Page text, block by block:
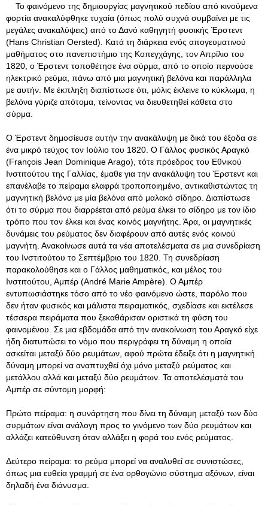
Το φαινόμενο της δημιουργίας μαγνητικού πεδίου από κινούμενα
φορτία ανακαλύφθηκε τυχαία (όπως πολύ συχνά συμβαίνει με τις
μεγάλες ανακαλύψεις) από το Δανό καθηγητή φυσικής Έρστεντ
(Hans Christian Oersted). Κατά τη διάρκεια ενός απογευματινού
μαθήματος στο πανεπιστήμιο της Κοπεγχάγης, τον Απρίλιο του
1820, ο Έρστεντ τοποθέτησε ένα σύρμα, από το οποίο περνούσε
ηλεκτρικό ρεύμα, πάνω από μια μαγνητική βελόνα και παράλληλα
με αυτήν. Με έκπληξη διαπίστωσε ότι, μόλις έκλεινε το κύκλωμα, η
βελόνα γύριζε απότομα, τείνοντας να διευθετηθεί κάθετα στο
σύρμα.
Ο Έρστεντ δημοσίευσε αυτήν την ανακάλυψη με δικά του έξοδα σε
ένα μικρό τεύχος τον Ιούλιο του 1820. Ο Γάλλος φυσικός Αραγκό
(François Jean Dominique Arago), τότε πρόεδρος του Εθνικού
Ινστιτούτου της Γαλλίας, έμαθε για την ανακάλυψη του Έρστεντ και
επανέλαβε το πείραμα ελαφρά τροποποιημένο, αντικαθιστώντας τη
μαγνητική βελόνα με μία βελόνα από μαλακό σίδηρο. Διαπίστωσε
ότι το σύρμα που διαρρέεται από ρεύμα έλκει το σίδηρο με τον ίδιο
τρόπο που τον έλκει και ένας κοινός μαγνήτης. Άρα, οι μαγνητικές
δυνάμεις του ρεύματος δεν διαφέρουν από αυτές ενός κοινού
μαγνήτη. Ανακοίνωσε αυτά τα νέα αποτελέσματα σε μια συνεδρίαση
του Ινστιτούτου το Σεπτέμβριο του 1820. Τη συνεδρίαση
παρακολούθησε και ο Γάλλος μαθηματικός, και μέλος του
Ινστιτούτου, Αμπέρ (André Marie Ampère). Ο Αμπέρ
εντυπωσιάστηκε τόσο από το νέο φαινόμενο ώστε, παρόλο που
δεν ήταν φυσικός και μάλιστα πειραματικός, σχεδίασε και εκτέλεσε
τέσσερα πειράματα που ξεκαθάρισαν οριστικά τη φύση του
φαινομένου. Σε μια εβδομάδα από την ανακοίνωση του Αραγκό είχε
ήδη διατυπώσει το νόμο που περιγράφει τη δύναμη η οποία
ασκείται μεταξύ δύο ρευμάτων, αφού πρώτα έδειξε ότι η μαγνητική
δύναμη μπορεί να αναπτυχθεί όχι μόνο μεταξύ ρεύματος και
μετάλλου αλλά και μεταξύ δύο ρευμάτων. Τα αποτελέσματά του
Αμπέρ σε σύντομη μορφή:
Πρώτο πείραμα: η συνάρτηση που δίνει τη δύναμη μεταξύ των δύο
συρμάτων είναι ανάλογη προς το γινόμενο των δύο ρευμάτων και
αλλάζει κατεύθυνση όταν αλλάξει η φορά του ενός ρεύματος.
Δεύτερο πείραμα: το ρεύμα μπορεί να αναλυθεί σε συνιστώσες,
όπως μια ευθεία γραμμή σε ένα ορθογώνιο σύστημα αξόνων, είναι
δηλαδή ένα διάνυσμα.